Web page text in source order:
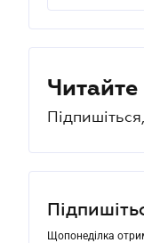
Щопонеділка